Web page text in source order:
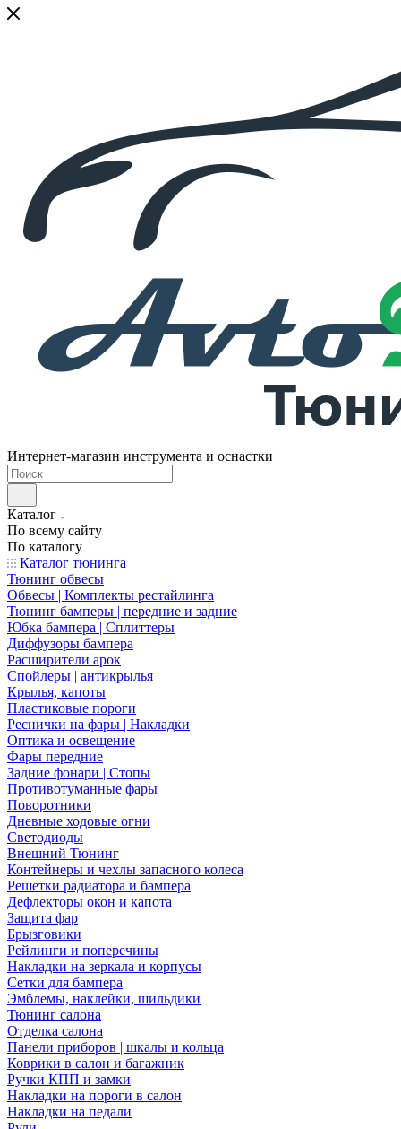
Интернет-магазин инструмента и оснастки
Каталог
По всему сайту
По каталогу
Каталог тюнинга
Тюнинг обвесы
Обвесы | Комплекты рестайлинга
Тюнинг бамперы | передние и задние
Юбка бампера | Сплиттеры
Диффузоры бампера
Расширители арок
Спойлеры | антикрылья
Крылья, капоты
Пластиковые пороги
Реснички на фары | Накладки
Оптика и освещение
Фары передние
Задние фонари | Стопы
Противотуманные фары
Поворотники
Дневные ходовые огни
Светодиоды
Внешний Тюнинг
Контейнеры и чехлы запасного колеса
Решетки радиатора и бампера
Дефлекторы окон и капота
Защита фар
Брызговики
Рейлинги и поперечины
Накладки на зеркала и корпусы
Сетки для бампера
Эмблемы, наклейки, шильдики
Тюнинг салона
Отделка салона
Панели приборов | шкалы и кольца
Коврики в салон и багажник
Ручки КПП и замки
Накладки на пороги в салон
Накладки на педали